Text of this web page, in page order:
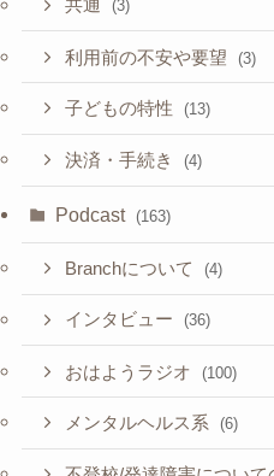
共通 (3)
利用前の不安や要望 (3)
子どもの特性 (13)
決済・手続き (4)
Podcast (163)
Branchについて (4)
インタビュー (36)
おはようラジオ (100)
メンタルヘルス系 (6)